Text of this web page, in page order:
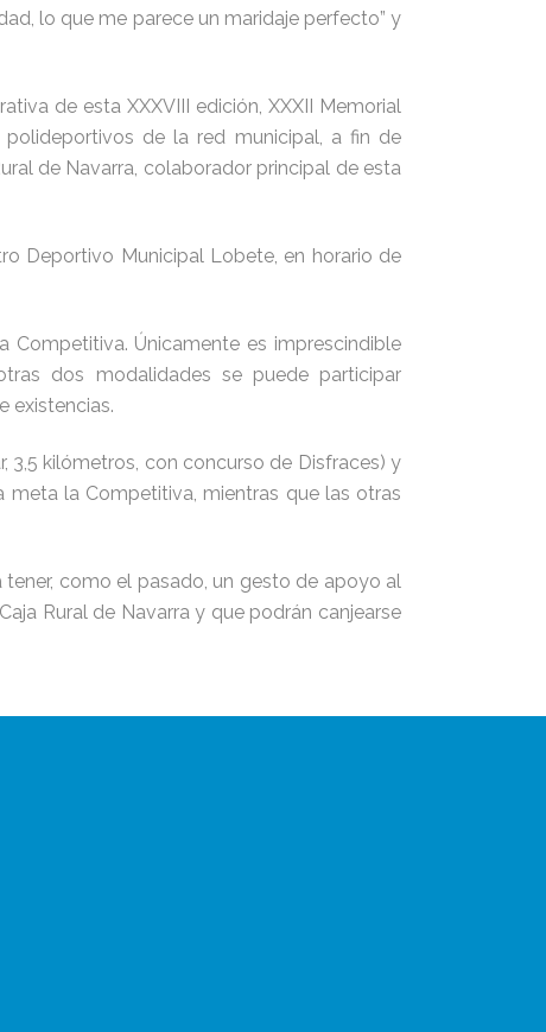
lo que me parece un maridaje perfecto” y
de esta XXXVIII edición, XXXII Memorial
de la red municipal, a fin de
de Navarra, colaborador principal de esta
Deportivo Municipal Lobete, en horario de
Únicamente es imprescindible
dos modalidades se puede participar
existencias.
3,5 kilómetros, con concurso de Disfraces) y
meta la Competitiva, mientras que las otras
como el pasado, un gesto de apoyo al
Rural de Navarra y que podrán canjearse